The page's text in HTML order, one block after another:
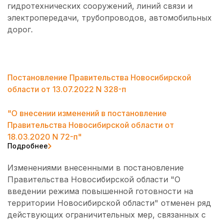
гидротехнических сооружений, линий связи и
электропередачи, трубопроводов, автомобильных
дорог.
Постановление Правительства Новосибирской
области от 13.07.2022 N 328-п
"О внесении изменений в постановление
Правительства Новосибирской области от
18.03.2020 N 72-п"
Подробнее
Изменениями внесенными в постановление
Правительства Новосибирской области "О
введении режима повышенной готовности на
территории Новосибирской области" отменен ряд
действующих ограничительных мер, связанных с